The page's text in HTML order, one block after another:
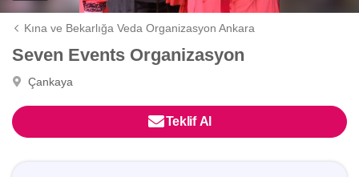
Kına ve Bekarlığa Veda Organizasyon Ankara
Seven Events Organizasyon
Çankaya
Teklif Al